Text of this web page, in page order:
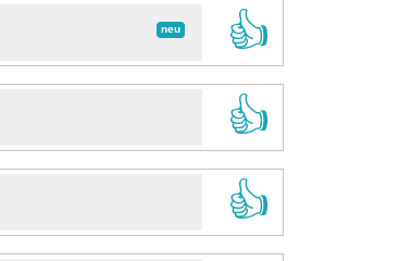
neu
👍
👍
👍